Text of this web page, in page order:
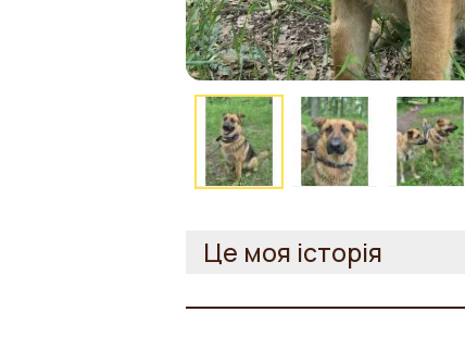
Це моя історія